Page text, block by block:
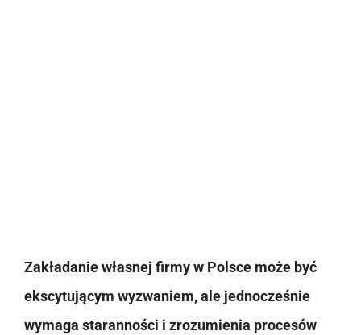
Zakładanie własnej firmy w Polsce może być
ekscytującym wyzwaniem, ale jednocześnie
wymaga staranności i zrozumienia procesów